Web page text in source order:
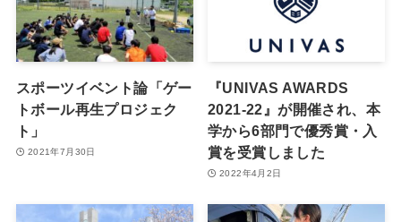
スポーツイベント論「ゲー
トボール再生プロジェク
ト」
2021年7月30日
『UNIVAS AWARDS
2021-22』が開催され、本
学から6部門で優秀賞・入
賞を受賞しました
2022年4月2日